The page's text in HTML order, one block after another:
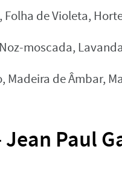
de Violeta,
moscada,
Madeira de Âmbar,
Paul